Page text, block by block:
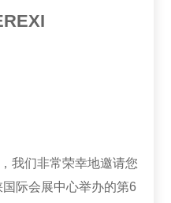
们非常荣幸地邀请您
际会展中心举办的第6